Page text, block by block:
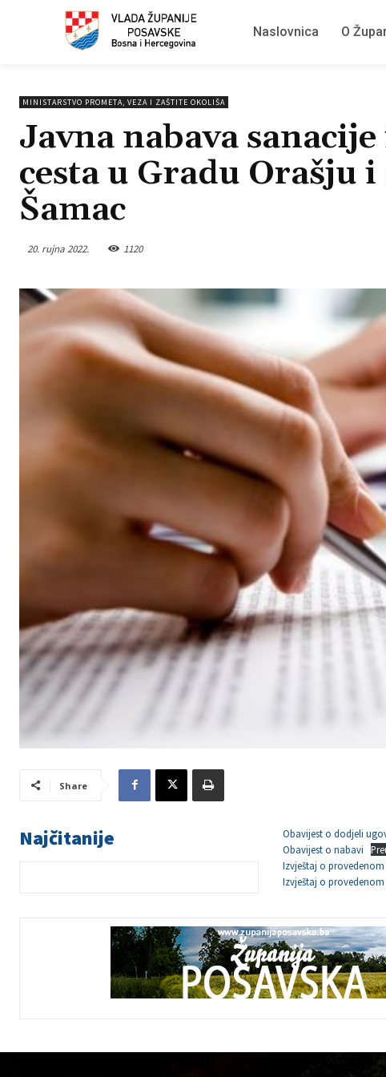
Naslovnica O
MINISTARSTVO PROMETA, VEZA I ZAŠTITE OKOLIŠA
Javna nabava
cesta u Gradu Orašju
Šamac
20. rujna 2022. 1120
Share
Najčitanije Obavijest o dodjeli
Obavijest o nabavi
Izvještaj o
Izvještaj o